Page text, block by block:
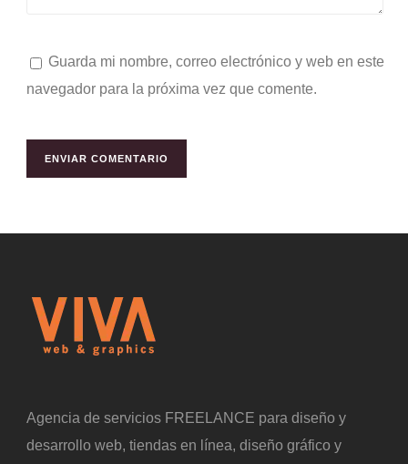
Guarda mi nombre, correo electrónico y web en este
navegador para la próxima vez que comente.
Agencia de servicios FREELANCE para diseño y
desarrollo web, tiendas en línea, diseño gráfico y